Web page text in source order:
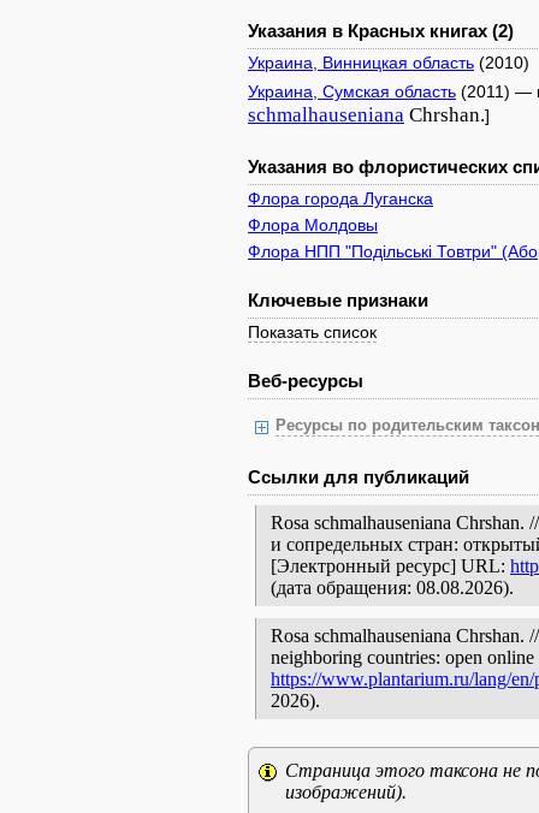
Указания в Красных книгах (2)
Украина, Винницкая область (2010)
Украина, Сумская область (2011) —
schmalhauseniana Chrshan.]
Указания во флористических
Флора города Луганска
Флора Молдовы
Флора НПП "Подільські Товтри"
Ключевые признаки
Показать список
Веб-ресурсы
Ресурсы по родительским
Ссылки для публикаций
Rosa schmalhauseniana
и сопредельных стран:
[Электронный ресурс] URL:
(дата обращения: 08.08.2026).
Rosa schmalhauseniana Chrshan.
neighboring countries: open
https://www.plantarium.ru/lang/
2026).
Страница этого таксона не
изображений).